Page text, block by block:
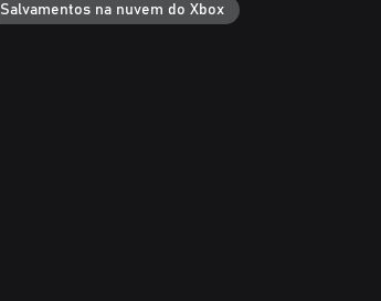
Salvamentos na nuvem do Xbox